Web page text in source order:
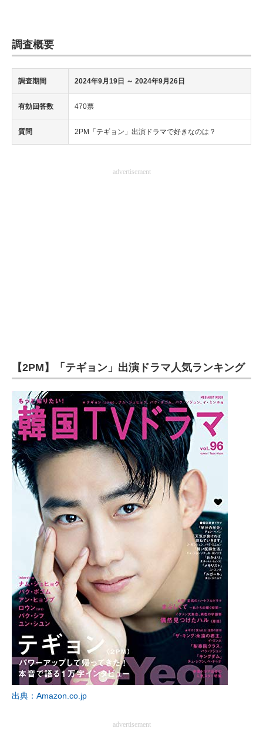
調査概要
調査期間 2024年9月19日 ～ 2024年9月26日
有効回答数 470票
質問 2PM「テギョン」出演ドラマで好きなのは？
advertisement
【2PM】「テギョン」出演ドラマ人気ランキング
出典：Amazon.co.jp
advertisement